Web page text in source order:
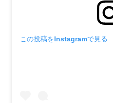
この投稿をInstagramで見る